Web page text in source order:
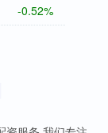
-0.52%